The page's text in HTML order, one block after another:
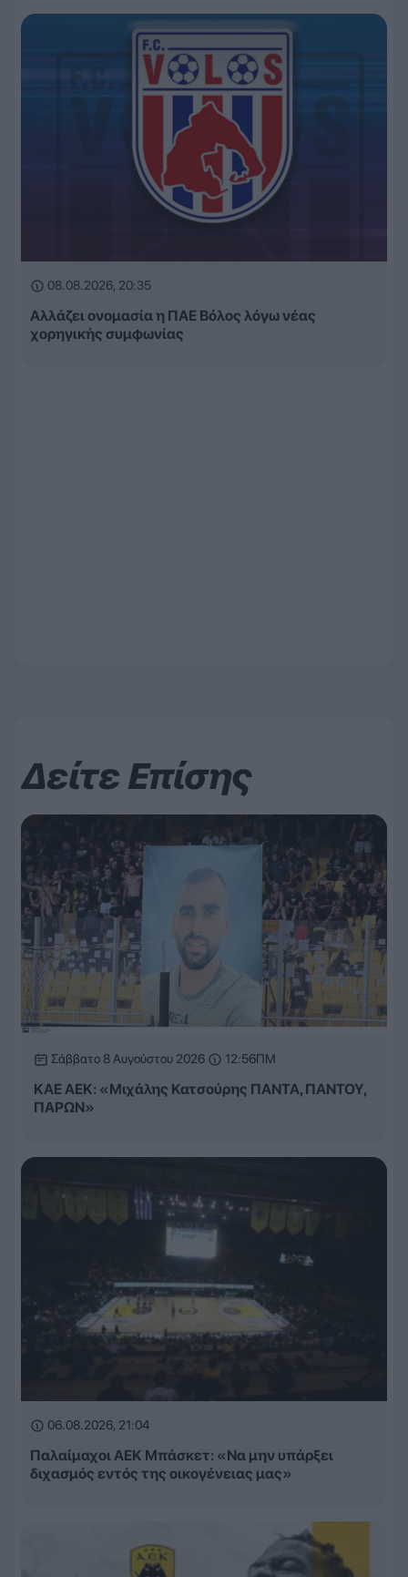
08.08.2026, 20:35
Αλλάζει ονομασία η ΠΑΕ Βόλος λόγω νέας
χορηγικής συμφωνίας
Δείτε Επίσης
Σάββατο 8 Αυγούστου 2026 12:56ΠΜ
ΚΑΕ ΑΕΚ: «Μιχάλης Κατσούρης ΠΑΝΤΑ, ΠΑΝΤΟΥ,
ΠΑΡΩΝ»
06.08.2026, 21:04
Παλαίμαχοι ΑΕΚ Μπάσκετ: «Να μην υπάρξει
διχασμός εντός της οικογένειας μας»